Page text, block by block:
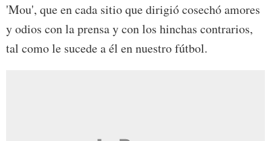
'Mou', que en cada sitio que dirigió cosechó amores
y odios con la prensa y con los hinchas contrarios,
tal como le sucede a él en nuestro fútbol.